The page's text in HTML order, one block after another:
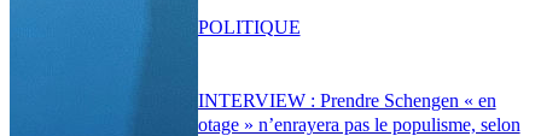
INTERVIEW : Prendre Schengen « en
otage » n’enrayera pas le populisme, selon
POLITIQUE